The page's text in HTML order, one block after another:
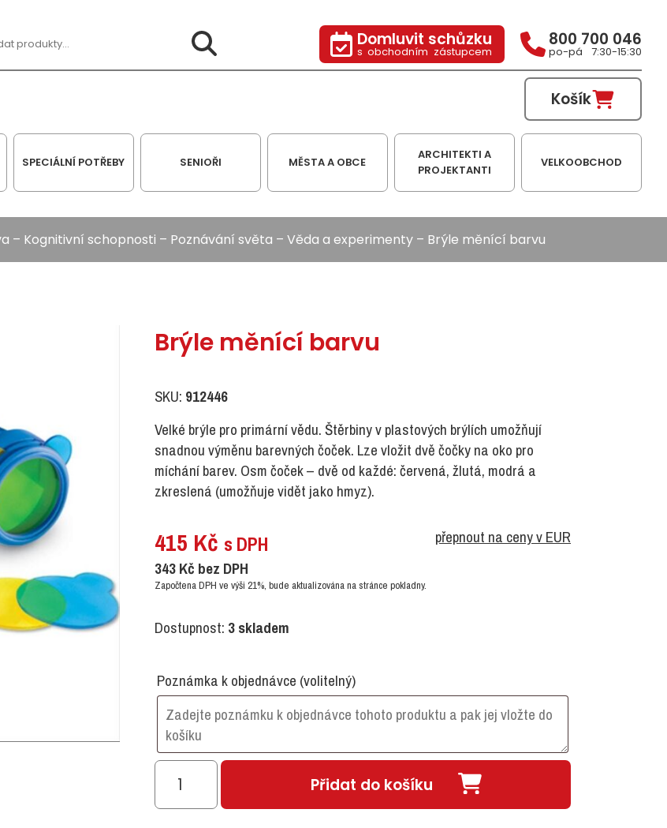
Domluvit schůzku
s obchodním zástupcem
800 700 046
po-pá 7:30-15:30
Košík
SPECIÁLNÍ POTŘEBY SENIOŘI MĚSTA A OBCE
ARCHITEKTI A
PROJEKTANTI
VELKOOBCHOD
– Kognitivní schopnosti – Poznávání světa – Věda a experimenty – Brýle měnící barvu
Brýle měnící barvu
SKU: 912446
Velké brýle pro primární vědu. Štěrbiny v plastových brýlích umožňují
snadnou výměnu barevných čoček. Lze vložit dvě čočky na oko pro
míchání barev. Osm čoček – dvě od každé: červená, žlutá, modrá a
zkreslená (umožňuje vidět jako hmyz).
415 Kč s DPH
přepnout na ceny v EUR
343Kč bez DPH
Započtena DPH ve výši 21%, bude aktualizována na stránce pokladny.
Dostupnost: 3 skladem
Poznámka k objednávce (volitelný)
Brýle
měnící
Přidat do košíku